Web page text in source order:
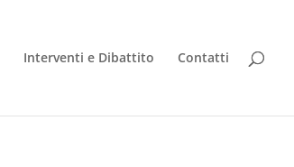
Interventi e Dibattito Contatti